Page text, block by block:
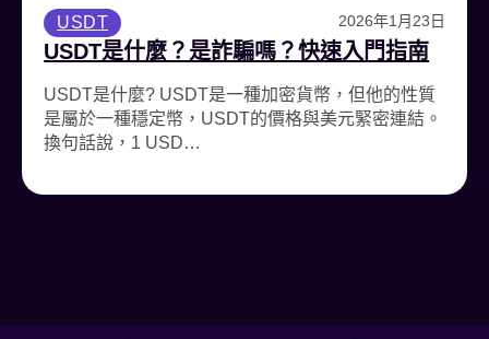
USDT 2026年1月23日
USDT是什麼？是詐騙嗎？快速入門指南
USDT是什麼? USDT是一種加密貨幣，但他的性質
是屬於一種穩定幣，USDT的價格與美元緊密連結。
換句話說，1 USD…